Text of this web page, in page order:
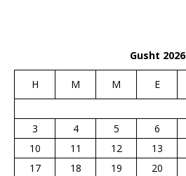
Gusht 2026
H M M E
3
4 5 6
10
11 12 13
17
18 19 20